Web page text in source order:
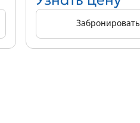
Забронировать